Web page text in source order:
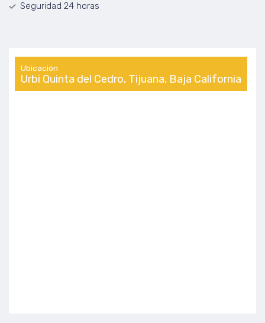
Seguridad 24 horas
Ubicación
Urbi Quinta del Cedro, Tijuana, Baja California